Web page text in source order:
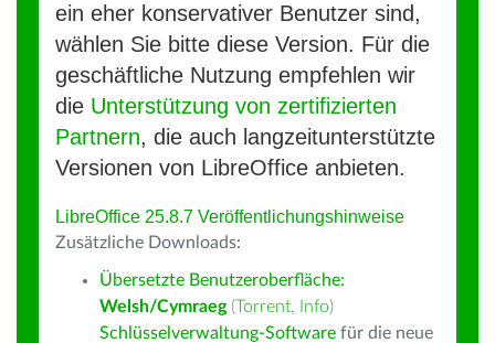
ein eher konservativer Benutzer sind,
wählen Sie bitte diese Version. Für die
geschäftliche Nutzung empfehlen wir
die Unterstützung von zertifizierten
Partnern, die auch langzeitunterstützte
Versionen von LibreOffice anbieten.
LibreOffice 25.8.7 Veröffentlichungshinweise
Zusätzliche Downloads:
Übersetzte Benutzeroberfläche:
Welsh/Cymraeg (Torrent, Info)
Schlüsselverwaltung-Software für die neue